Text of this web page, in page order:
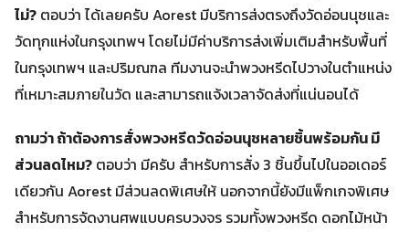
ไม่? ตอบว่า ได้เลยครับ Aorest มีบริการส่งตรงถึงวัดอ่อนนุชและ
วัดทุกแห่งในกรุงเทพฯ โดยไม่มีค่าบริการส่งเพิ่มเติมสำหรับพื้นที่
ในกรุงเทพฯ และปริมณฑล ทีมงานจะนำพวงหรีดไปวางในตำแหน่ง
ที่เหมาะสมภายในวัด และสามารถแจ้งเวลาจัดส่งที่แน่นอนได้
ถามว่า ถ้าต้องการสั่งพวงหรีดวัดอ่อนนุชหลายชิ้นพร้อมกัน มี
ส่วนลดไหม? ตอบว่า มีครับ สำหรับการสั่ง 3 ชิ้นขึ้นไปในออเดอร์
เดียวกัน Aorest มีส่วนลดพิเศษให้ นอกจากนี้ยังมีแพ็กเกจพิเศษ
สำหรับการจัดงานศพแบบครบวงจร รวมทั้งพวงหรีด ดอกไม้หน้า